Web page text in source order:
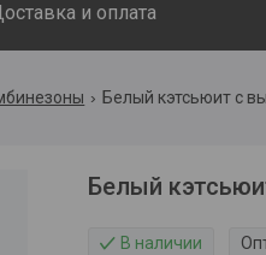
и оплата
Белый кэтсьюит с
Белый
В наличии